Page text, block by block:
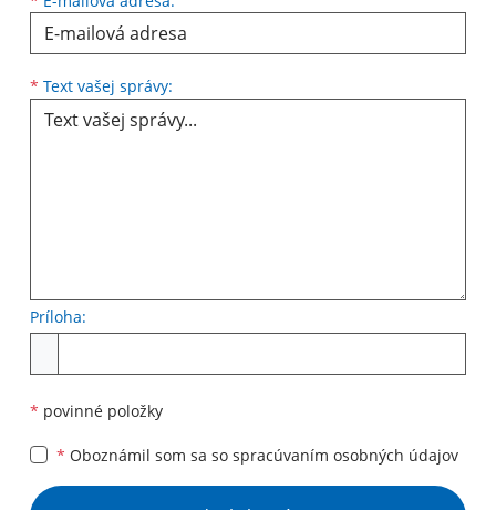
* Text vašej správy:
Príloha:
* povinné položky
* Oboznámil som sa so spracúvaním osobných údajov
Google reCaptcha Response